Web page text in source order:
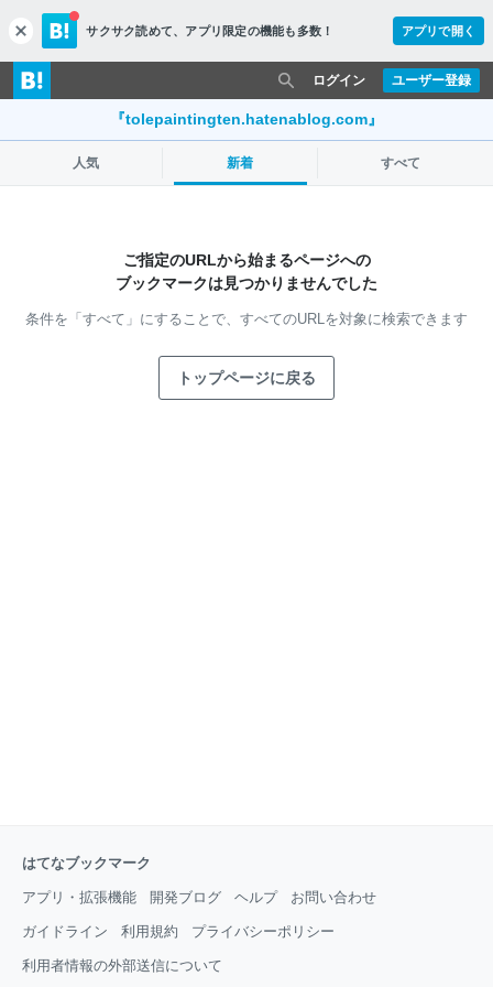
c
l
o
s
サクサク読めて、 アプリ限定の機能も多数！ アプリで開く
ユーザー登録
ログイン
『tolepaintingten.hatenablog.com』
人気 新着 すべて
ご指定のURLから始まるページへの
ブックマークは見つかりませんでした
条件を「すべて」にすることで、 すべてのURLを対象に検索できます
トップページに戻る
はてなブックマーク
アプリ・拡張機能 開発ブログ ヘルプ お問い合わせ
ガイドライン 利用規約 プライバシーポリシー
利用者情報の外部送信について